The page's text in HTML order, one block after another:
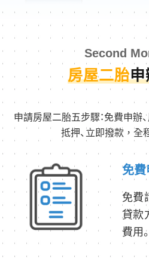
Second
房屋二胎申
申請房屋二胎五步驟：免費申辦
抵押、立即撥款，全
免費
免費
貸款
費用。